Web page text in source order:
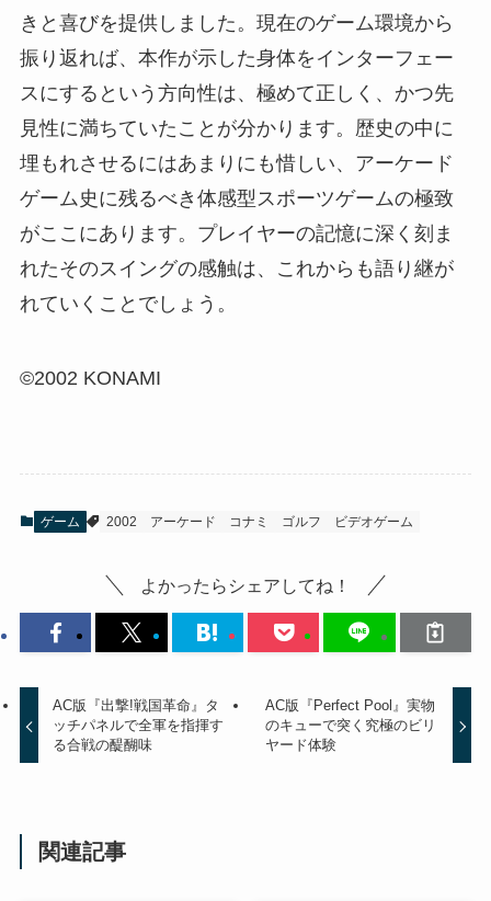
きと喜びを提供しました。現在のゲーム環境から
振り返れば、本作が示した身体をインターフェー
スにするという方向性は、極めて正しく、かつ先
見性に満ちていたことが分かります。歴史の中に
埋もれさせるにはあまりにも惜しい、アーケード
ゲーム史に残るべき体感型スポーツゲームの極致
がここにあります。プレイヤーの記憶に深く刻ま
れたそのスイングの感触は、これからも語り継が
れていくことでしょう。
©2002 KONAMI
ゲーム 2002 アーケード コナミ ゴルフ ビデオゲーム
よかったらシェアしてね！
AC版『出撃!戦国革命』タ
ッチパネルで全軍を指揮す
る合戦の醍醐味
AC版『Perfect Pool』実物
のキューで突く究極のビリ
ヤード体験
関連記事